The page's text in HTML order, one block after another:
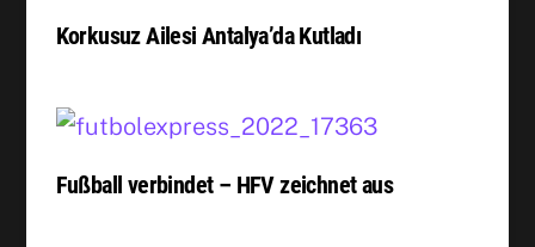
Korkusuz Ailesi Antalya’da Kutladı
Fußball verbindet – HFV zeichnet aus